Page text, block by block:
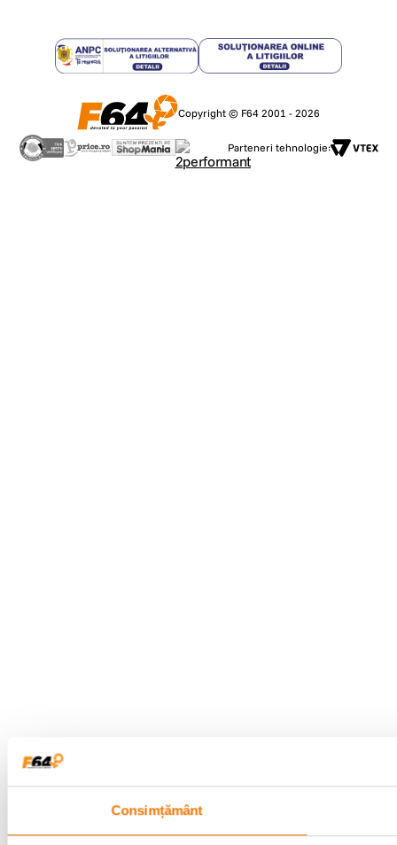
Consimțământ
Copyright © F64 2001 - 2026
Parteneri tehnologie: